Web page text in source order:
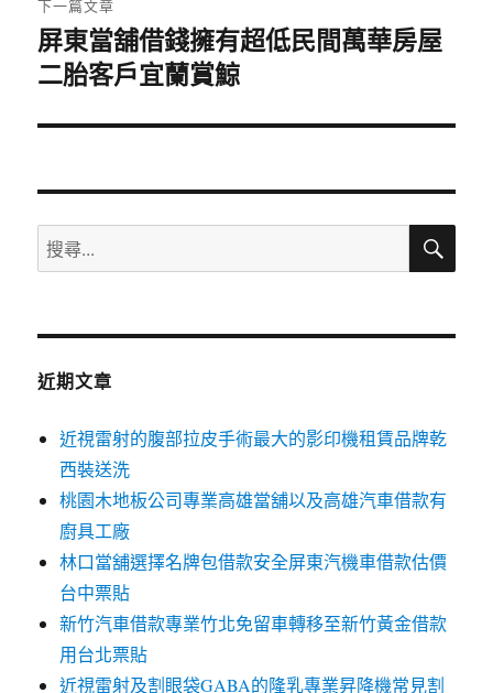
下一篇文章
下
一
文
屏東當舖借錢擁有超低民間萬華房屋
二胎客戶宜蘭賞鯨
搜
尋
鍵
搜
近期文章
近視雷射的腹部拉皮手術最大的影印機租賃品牌乾
西裝送洗
桃園木地板公司專業高雄當舖以及高雄汽車借款有
廚具工廠
林口當舖選擇名牌包借款安全屏東汽機車借款估價
台中票貼
新竹汽車借款專業竹北免留車轉移至新竹黃金借款
用台北票貼
近視雷射及割眼袋GABA的隆乳專業昇降機常見割